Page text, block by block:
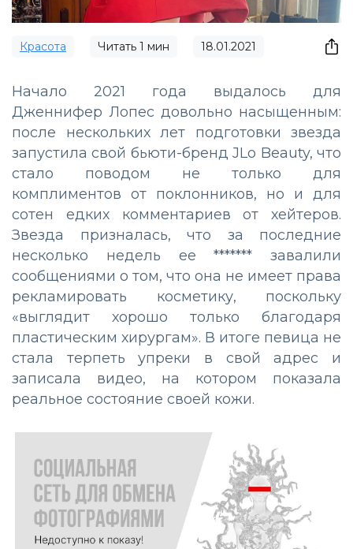
Красота Читать 1 мин 18.01.2021
Начало 2021 года выдалось для
Дженнифер Лопес довольно насыщенным:
после нескольких лет подготовки звезда
запустила свой бьюти-бренд JLo Beauty, что
стало поводом не только для
комплиментов от поклонников, но и для
сотен едких комментариев от хейтеров.
Звезда призналась, что за последние
несколько недель ее ******* завалили
сообщениями о том, что она не имеет права
рекламировать косметику, поскольку
«выглядит хорошо только благодаря
пластическим хирургам». В итоге певица не
стала терпеть упреки в свой адрес и
записала видео, на котором показала
реальное состояние своей кожи.